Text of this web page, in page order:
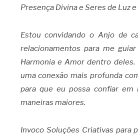
Presença Divina e Seres de Luz e
Estou convidando o Anjo de
relacionamentos para me
Harmonia e Amor dentro deles.
uma conexão mais profunda
para que eu possa confiar em
maneiras maiores.
Invoco Soluções Criativas para